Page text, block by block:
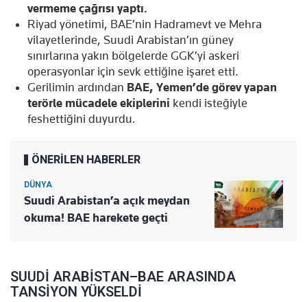
vermeme çağrısı yaptı.
Riyad yönetimi, BAE’nin Hadramevt ve Mehra
vilayetlerinde, Suudi Arabistan’ın güney
sınırlarına yakın bölgelerde GGK’yi askeri
operasyonlar için sevk ettiğine işaret etti.
Gerilimin ardından BAE, Yemen’de görev yapan
terörle mücadele ekiplerini kendi isteğiyle
feshettiğini duyurdu.
ÖNERİLEN HABERLER
DÜNYA
Suudi Arabistan’a açık meydan
okuma! BAE harekete geçti
SUUDİ ARABİSTAN–BAE ARASINDA
TANSİYON YÜKSELDİ